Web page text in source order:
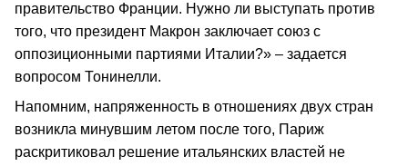
правительство Франции. Нужно ли выступать против
того, что президент Макрон заключает союз с
оппозиционными партиями Италии?» – задается
вопросом Тонинелли.
Напомним, напряженность в отношениях двух стран
возникла минувшим летом после того, Париж
раскритиковал решение итальянских властей не